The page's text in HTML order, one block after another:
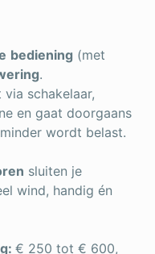
bediening (met
.
schakelaar,
en gaat doorgaans
wordt belast.
sluiten je
wind, handig én
€ 250 tot € 600,